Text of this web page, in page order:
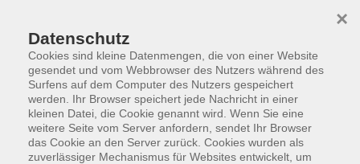
Zum Hauptinhalt springen
Der Kurs konnte nicht gefunden werden.
Datenschutz
Cookies sind kleine Datenmengen, die von einer Website
gesendet und vom Webbrowser des Nutzers während des
Surfens auf dem Computer des Nutzers gespeichert
werden. Ihr Browser speichert jede Nachricht in einer
kleinen Datei, die Cookie genannt wird. Wenn Sie eine
weitere Seite vom Server anfordern, sendet Ihr Browser
das Cookie an den Server zurück. Cookies wurden als
zuverlässiger Mechanismus für Websites entwickelt, um
×